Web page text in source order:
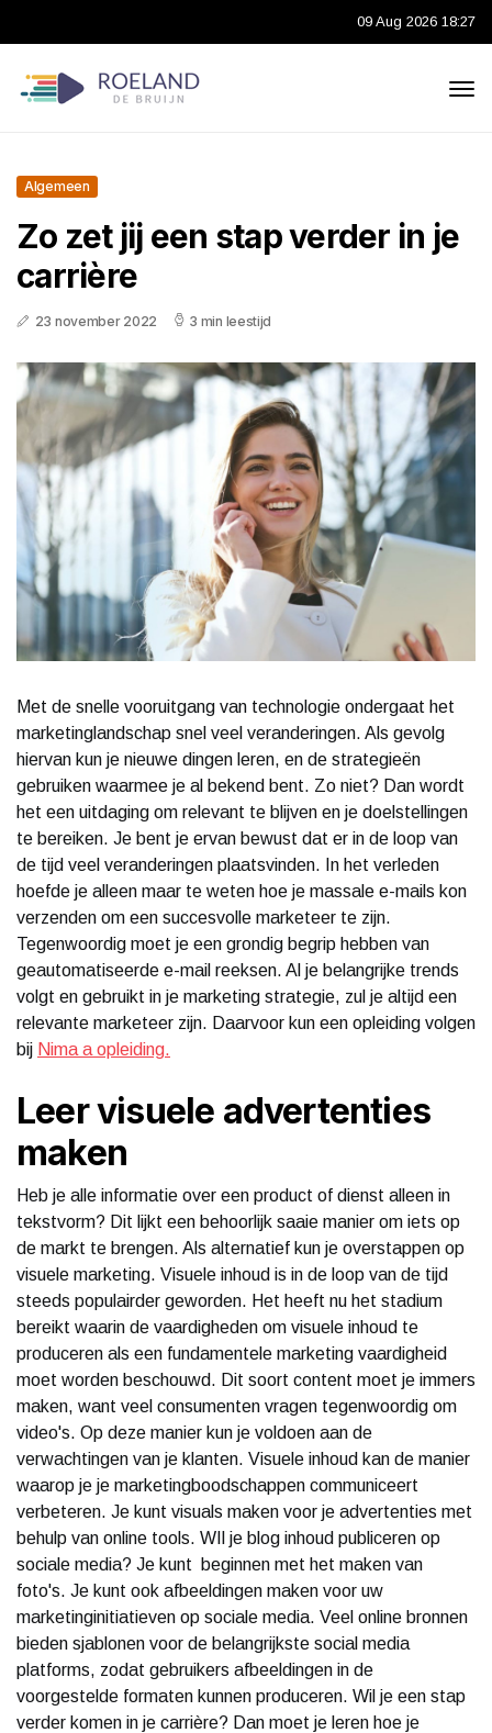
09 Aug 2026 18:27
Algemeen
Zo zet jij een stap verder in je
carrière
23 november 2022 3 min leestijd
Met de snelle vooruitgang van technologie ondergaat het
marketinglandschap snel veel veranderingen. Als gevolg
hiervan kun je nieuwe dingen leren, en de strategieën
gebruiken waarmee je al bekend bent. Zo niet? Dan wordt
het een uitdaging om relevant te blijven en je doelstellingen
te bereiken. Je bent je ervan bewust dat er in de loop van
de tijd veel veranderingen plaatsvinden. In het verleden
hoefde je alleen maar te weten hoe je massale e-mails kon
verzenden om een ​​succesvolle marketeer te zijn.
Tegenwoordig moet je een grondig begrip hebben van
geautomatiseerde e-mail reeksen. Al je belangrijke trends
volgt en gebruikt in je marketing strategie, zul je altijd een
relevante marketeer zijn. Daarvoor kun een opleiding volgen
bij Nima a opleiding.
Leer visuele advertenties
maken
Heb je alle informatie over een product of dienst alleen in
tekstvorm? Dit lijkt een behoorlijk saaie manier om iets op
de markt te brengen. Als alternatief kun je overstappen op
visuele marketing. Visuele inhoud is in de loop van de tijd
steeds populairder geworden. Het heeft nu het stadium
bereikt waarin de vaardigheden om visuele inhoud te
produceren als een fundamentele marketing vaardigheid
moet worden beschouwd. Dit soort content moet je immers
maken, want veel consumenten vragen tegenwoordig om
video's. Op deze manier kun je voldoen aan de
verwachtingen van je klanten. Visuele inhoud kan de manier
waarop je je marketingboodschappen communiceert
verbeteren. Je kunt visuals maken voor je advertenties met
behulp van online tools. WIl je blog inhoud publiceren op
sociale media? Je kunt beginnen met het maken van
foto's. Je kunt ook afbeeldingen maken voor uw
marketinginitiatieven op sociale media. Veel online bronnen
bieden sjablonen voor de belangrijkste social media
platforms, zodat gebruikers afbeeldingen in de
voorgestelde formaten kunnen produceren. Wil je een stap
verder komen in je carrière? Dan moet je leren hoe je